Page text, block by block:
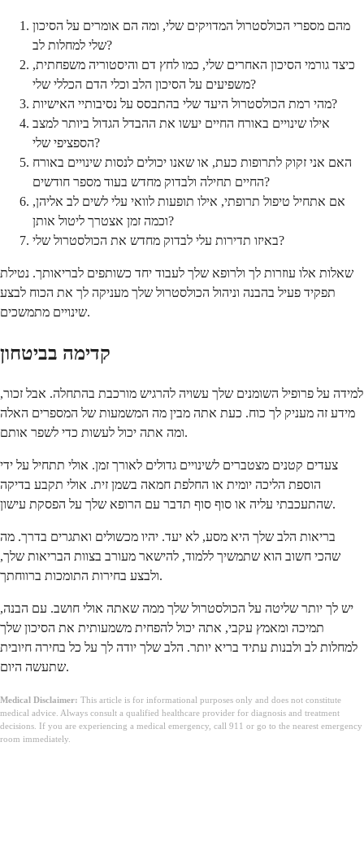
מהם מספרי הכולסטרול המדויקים שלי, ומה הם אומרים על הסיכון
שלי למחלות לב?
כיצד גורמי הסיכון האחרים שלי, כמו לחץ דם והיסטוריה משפחתית,
משפיעים על הסיכון הלב וכלי הדם הכללי שלי?
מהי רמת הכולסטרול היעד שלי בהתבסס על נסיבותיי האישיות?
אילו שינויים באורח החיים יעשו את ההבדל הגדול ביותר למצב
הספציפי שלי?
האם אני זקוק לתרופות כעת, או שאנו יכולים לנסות שינויים באורח
החיים תחילה ולבדוק מחדש בעוד מספר חודשים?
אם אתחיל טיפול תרופתי, אילו תופעות לוואי עלי לשים לב אליהן,
וכמה זמן אצטרך ליטול אותן?
באיזו תדירות עלי לבדוק מחדש את הכולסטרול שלי?
שאלות אלו עוזרות לך ולרופא שלך לעבוד יחד כשותפים לבריאותך. נטילת
תפקיד פעיל בהבנה וניהול הכולסטרול שלך מעניקה לך את הכוח לבצע
שינויים מתמשכים.
קדימה בביטחון
למידה על פרופיל השומנים שלך עשויה להרגיש מורכבת בהתחלה. אבל זכור,
מידע זה מעניק לך כוח. כעת אתה מבין מה המשמעות של המספרים האלה
ומה אתה יכול לעשות כדי לשפר אותם.
צעדים קטנים מצטברים לשינויים גדולים לאורך זמן. אולי תתחיל על ידי
הוספת הליכה יומית או החלפת חמאה בשמן זית. אולי תקבע בדיקה
שהתעכבתי עליה או סוף סוף תדבר עם הרופא שלך על הפסקת עישון.
בריאות הלב שלך היא מסע, לא יעד. יהיו מכשולים ואתגרים בדרך. מה
שהכי חשוב הוא שתמשיך ללמוד, להישאר מעורב בצוות הבריאות שלך,
ולבצע בחירות התומכות ברווחתך.
יש לך יותר שליטה על הכולסטרול שלך ממה שאתה אולי חושב. עם הבנה,
תמיכה ומאמץ עקבי, אתה יכול להפחית משמעותית את הסיכון שלך
למחלות לב ולבנות עתיד בריא יותר. הלב שלך יודה לך על כל בחירה חיובית
שתעשה היום.
Medical Disclaimer: This article is for informational purposes only and does not constitute
medical advice. Always consult a qualified healthcare provider for diagnosis and treatment
decisions. If you are experiencing a medical emergency, call 911 or go to the nearest emergency
room immediately.